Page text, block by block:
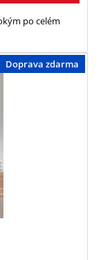
po celém
Doprava zdarma